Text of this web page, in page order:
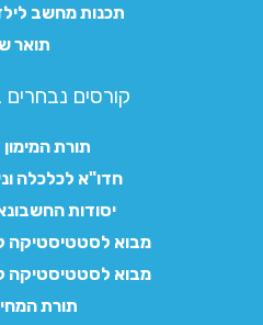
תכנות מחשב
תואר
קורסים
תורת המימון 10230
חדו"א לכלכלה וניהול
יסודות החשבונאות
מבוא לסטטיסטיקה
מבוא לסטטיסטיקה
תורת